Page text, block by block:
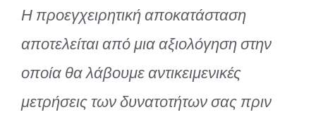
Η προεγχειρητική αποκατάσταση
αποτελείται από μια αξιολόγηση στην
οποία θα λάβουμε αντικειμενικές
μετρήσεις των δυνατοτήτων σας πριν